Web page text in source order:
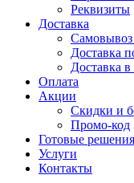
Реквизиты
Доставка
Самовывоз
Доставка
Доставка
Оплата
Акции
Скидки и
Промо-код
Готовые решения
Услуги
Контакты